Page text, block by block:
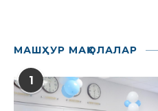
МАШҲУР МАҚОЛАЛАР
1